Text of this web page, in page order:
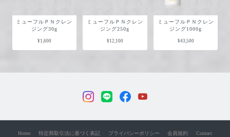
ミューフルＰＮクレン
ジング30g
¥1,600
ミューフルＰＮクレン
ジング250g
¥12,100
ミューフルＰＮクレン
ジング1000g
¥43,500
Home 特定商取引法に基づく表記 プライバシーポリシー 会員規約 Contact